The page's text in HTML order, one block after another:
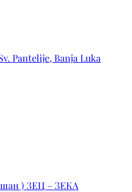
Pantelije, Banja Luka
) ЗЕЦ – ЗЕКА